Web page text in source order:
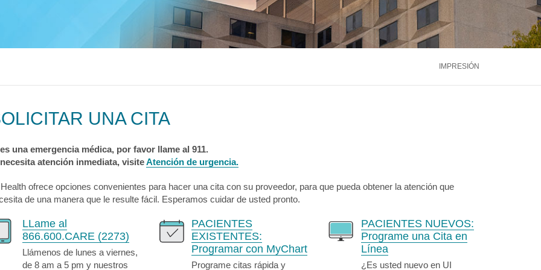
Urgente
Médula Ósea
Hígado
Riñón
Pagar Factura Contáctenos Llámenos866.600.2273
IMPRESIÓN
UNA CITA
una emergencia médica, por favor llame al 911.
atención inmediata, visiteAtención de urgencia.
ofrece opciones convenientes para hacer una cita con su proveedor, para que pueda obtener la atención que
de una manera que le resulte fácil. Esperamos cuidar de usted pronto.
LLame al
866.600.CARE (2273)
Llámenos de lunes a viernes,
de 8 am a 5 pm y nuestros
PACIENTES
EXISTENTES:
Programar con MyChart
Programe citas rápida y
PACIENTES NUEVOS:
Programe una Cita en
Línea
¿Es usted nuevo en UI